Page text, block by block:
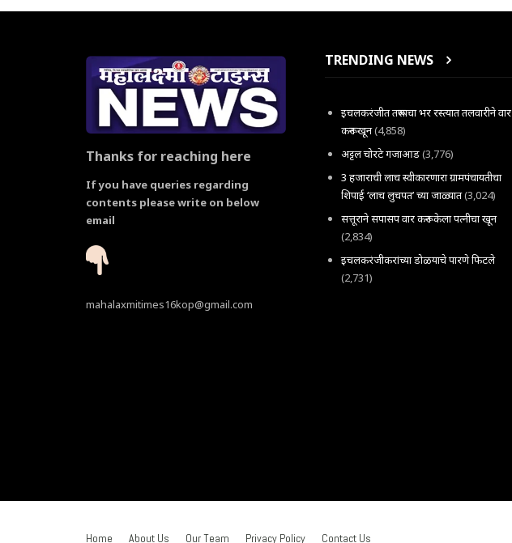
Thanks for reaching here
If you have queries regarding
contents please write on below
email
mahalaxmitimes16kop@gmail.com
TRENDING NEWS
इचलकरंजीत तरूणाचा भर रस्त्यात तलवारीने वार
करून खून(4,858)
अट्टल चोरटे गजाआड(3,776)
3 हजाराची लाच स्वीकारणारा ग्रामपंचायतीचा
शिपाई ‘लाच लुचपत’ च्या जाळ्यात(3,024)
सत्तूराने सपासप वार करून केला पत्नीचा खून
(2,834)
इचलकरंजीकरांच्या डोळयाचे पारणे फिटले
(2,731)
Home About Us Our Team Privacy Policy Contact Us